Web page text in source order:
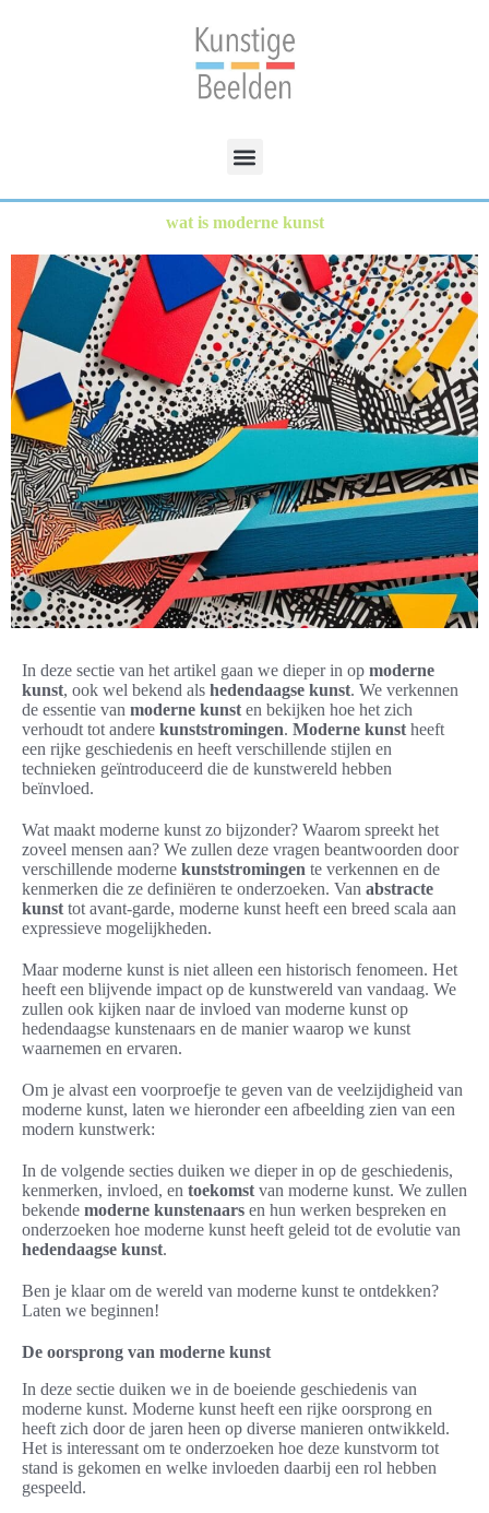
wat is moderne kunst
In deze sectie van het artikel gaan we dieper in op moderne
kunst, ook wel bekend als hedendaagse kunst. We verkennen
de essentie van moderne kunst en bekijken hoe het zich
verhoudt tot andere kunststromingen. Moderne kunst heeft
een rijke geschiedenis en heeft verschillende stijlen en
technieken geïntroduceerd die de kunstwereld hebben
beïnvloed.
Wat maakt moderne kunst zo bijzonder? Waarom spreekt het
zoveel mensen aan? We zullen deze vragen beantwoorden door
verschillende moderne kunststromingen te verkennen en de
kenmerken die ze definiëren te onderzoeken. Van abstracte
kunst tot avant-garde, moderne kunst heeft een breed scala aan
expressieve mogelijkheden.
Maar moderne kunst is niet alleen een historisch fenomeen. Het
heeft een blijvende impact op de kunstwereld van vandaag. We
zullen ook kijken naar de invloed van moderne kunst op
hedendaagse kunstenaars en de manier waarop we kunst
waarnemen en ervaren.
Om je alvast een voorproefje te geven van de veelzijdigheid van
moderne kunst, laten we hieronder een afbeelding zien van een
modern kunstwerk:
In de volgende secties duiken we dieper in op de geschiedenis,
kenmerken, invloed, en toekomst van moderne kunst. We zullen
bekende moderne kunstenaars en hun werken bespreken en
onderzoeken hoe moderne kunst heeft geleid tot de evolutie van
hedendaagse kunst.
Ben je klaar om de wereld van moderne kunst te ontdekken?
Laten we beginnen!
De oorsprong van moderne kunst
In deze sectie duiken we in de boeiende geschiedenis van
moderne kunst. Moderne kunst heeft een rijke oorsprong en
heeft zich door de jaren heen op diverse manieren ontwikkeld.
Het is interessant om te onderzoeken hoe deze kunstvorm tot
stand is gekomen en welke invloeden daarbij een rol hebben
gespeeld.